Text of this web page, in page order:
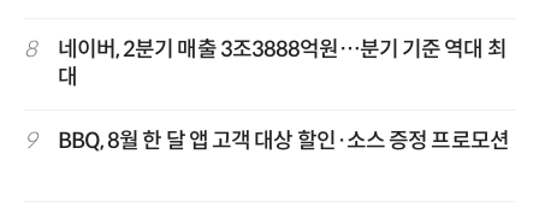
8
네이버, 2분기 매출 3조3888억원…분기 기준 역대 최
대
9 BBQ, 8월 한 달 앱 고객 대상 할인·소스 증정 프로모션